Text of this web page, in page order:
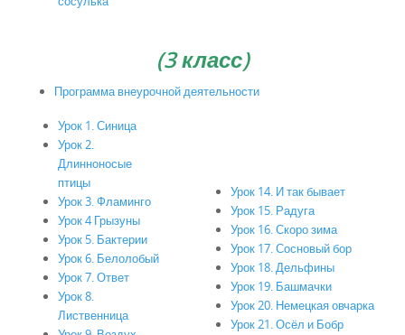
(3 класс)
Программа внеурочной деятельности
Урок 1. Синица
Урок 2.
Длинноносые
птицы
Урок 3. Фламинго
Урок 4 Грызуны
Урок 5. Бактерии
Урок 6. Белолобый
Урок 7. Ответ
Урок 8.
Лиственница
Урок 14. И так бывает
Урок 15. Радуга
Урок 16. Скоро зима
Урок 17. Сосновый бор
Урок 18. Дельфины
Урок 19. Башмачки
Урок 20. Немецкая овчарка
Урок 21. Осёл и Бобр